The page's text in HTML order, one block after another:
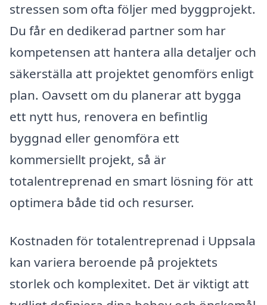
stressen som ofta följer med byggprojekt.
Du får en dedikerad partner som har
kompetensen att hantera alla detaljer och
säkerställa att projektet genomförs enligt
plan. Oavsett om du planerar att bygga
ett nytt hus, renovera en befintlig
byggnad eller genomföra ett
kommersiellt projekt, så är
totalentreprenad en smart lösning för att
optimera både tid och resurser.
Kostnaden för totalentreprenad i Uppsala
kan variera beroende på projektets
storlek och komplexitet. Det är viktigt att